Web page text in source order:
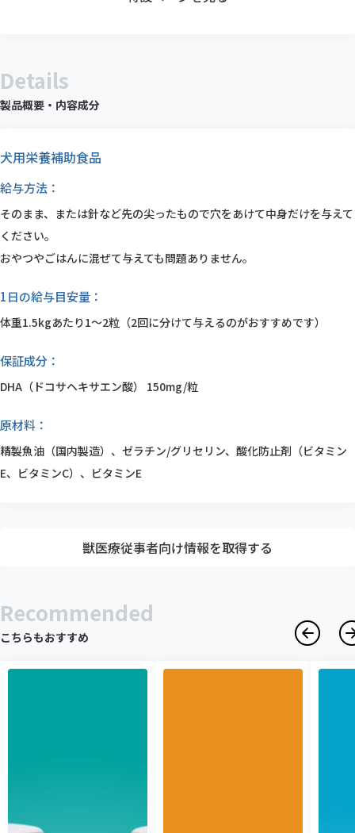
Details
製品概要・内容成分
犬用栄養補助食品
給与方法：
そのまま、または針など先の尖ったもので穴をあけて中身だけを与えて
ください。
おやつやごはんに混ぜて与えても問題ありません。
1日の給与目安量：
体重1.5kgあたり1～2粒（2回に分けて与えるのがおすすめです）
保証成分：
DHA（ドコサヘキサエン酸） 150mg/粒
原材料：
精製魚油（国内製造）、ゼラチン/グリセリン、酸化防止剤（ビタミン
E、ビタミンC）、ビタミンE
獣医療従事者向け情報を取得する
Recommended
こちらもおすすめ